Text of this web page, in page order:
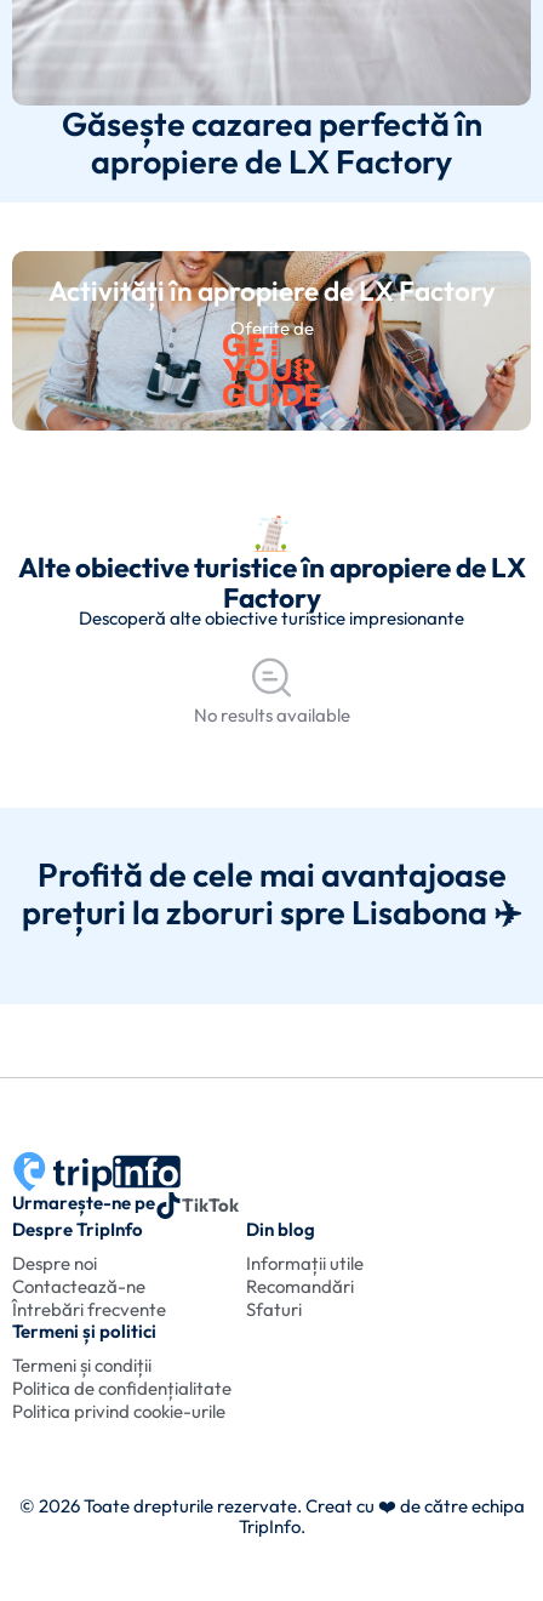
Găsește cazarea perfectă în
apropiere de LX Factory
Activități în apropiere de LX Factory
Oferite de
Alte obiective turistice în apropiere de LX
Factory
Descoperă alte obiective turistice impresionante
No results available
Profită de cele mai avantajoase
prețuri la zboruri spre Lisabona ✈️
Urmarește-ne pe
TikTok
Despre TripInfo
Despre noi
Contactează-ne
Întrebări frecvente
Din blog
Informații utile
Recomandări
Sfaturi
Termeni și politici
Termeni și condiții
Politica de confidențialitate
Politica privind cookie-urile
© 2026 Toate drepturile rezervate. Creat cu ❤️ de către echipa
TripInfo.